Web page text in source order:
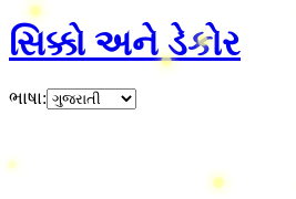
સિક્કો અને ડેકોર
ભાષા: